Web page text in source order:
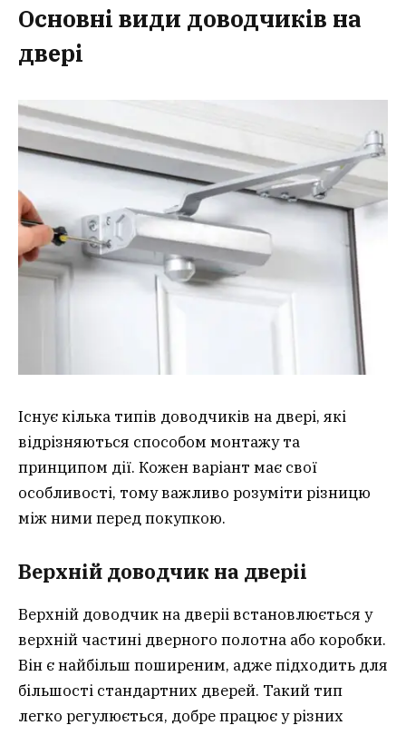
Основні види доводчиків на
двері
Існує кілька типів доводчиків на двері, які
відрізняються способом монтажу та
принципом дії. Кожен варіант має свої
особливості, тому важливо розуміти різницю
між ними перед покупкою.
Верхній доводчик на дверіі
Верхній доводчик на дверіі встановлюється у
верхній частині дверного полотна або коробки.
Він є найбільш поширеним, адже підходить для
більшості стандартних дверей. Такий тип
легко регулюється, добре працює у різних